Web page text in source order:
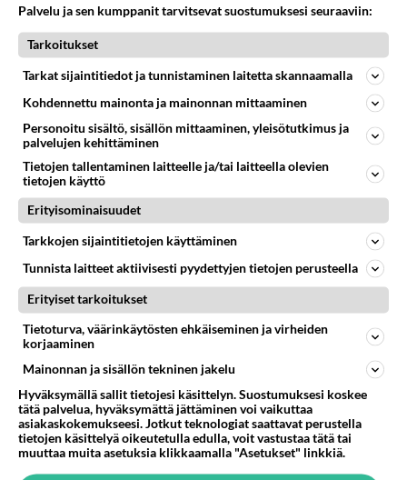
Martina Aitolehti on seurattu julkisuuden henkilö. Lähipiiriin mahtuu muitakin tunnettuja henkilöitä. Tiesitkö, että Ma
745
Mitä uskot hänen ajattelevan sinusta?
04.08.2026 18:30
Ikävä
56
691
Miia Heikkinen avautui !
04.08.2026 04:27
66
Mitä töitä kaivattusi on tehnyt?
😅
05.08.2026 13:25
Ikävä
660
Voiko meidän välit
Koskaan parantua tästä?
05.08.2026 05:34
Ikävä
60
Osallistu keskusteluun
Mitä tuot pöytään parisuhteessa?
Martinan bisneksillä ei mene hyvin
Palvelu ja sen kumppanit tarvitsevat suostumuksesi seuraaviin:
Tarkoitukset
Tarkat sijaintitiedot ja tunnistaminen laitetta skannaamalla
Kohdennettu mainonta ja mainonnan mittaaminen
Personoitu sisältö, sisällön mittaaminen, yleisötutkimus ja
palvelujen kehittäminen
Tietojen tallentaminen laitteelle ja/tai laitteella olevien
tietojen käyttö
Erityisominaisuudet
Tarkkojen sijaintitietojen käyttäminen
Tunnista laitteet aktiivisesti pyydettyjen tietojen perusteella
Erityiset tarkoitukset
Tietoturva, väärinkäytösten ehkäiseminen ja virheiden
korjaaminen
Mainonnan ja sisällön tekninen jakelu
Hyväksymällä sallit tietojesi käsittelyn. Suostumuksesi koskee
tätä palvelua, hyväksymättä jättäminen voi vaikuttaa
asiakaskokemukseesi. Jotkut teknologiat saattavat perustella
tietojen käsittelyä oikeutetulla edulla, voit vastustaa tätä tai
muuttaa muita asetuksia klikkaamalla "Asetukset" linkkiä.